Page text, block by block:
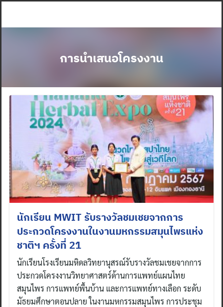
การนำเสนอโครงงาน
นักเรียน MWIT รับรางวัลชมเชยจากการ
ประกวดโครงงานในงานมหกรรมสมุนไพรแห่ง
ชาติฯ ครั้งที่ 21
นักเรียนโรงเรียนมหิดลวิทยานุสรณ์รับรางวัลชมเชยจากการ
ประกวดโครงงานวิทยาศาสตร์ด้านการแพทย์แผนไทย
สมุนไพร การแพทย์พื้นบ้าน และการแพทย์ทางเลือก ระดับ
มัธยมศึกษาตอนปลาย ในงานมหกรรมสมุนไพร การประชุม